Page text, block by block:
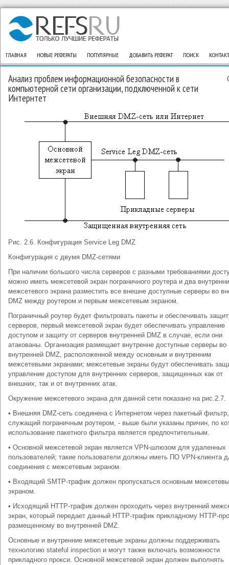
ГЛАВНАЯ НОВЫЕ РЕФЕРАТЫ ПОПУЛЯРНЫЕ ДОБАВИТЬ РЕФЕРАТ ПОИСК
Анализ проблем информационной безопасности в
компьютерной сети организации, подключенной к сети
Интернтет
Рис. 2.6. Конфигурация Service Leg DMZ
Конфигурация с двумя DMZ-сетями
При наличии большого числа серверов с разными требованиями
можно иметь межсетевой экран пограничного роутера и два
межсетевого экрана разместить все внешне доступные серверы во
DMZ между роутером и первым межсетевым экраном.
Пограничный роутер будет фильтровать пакеты и обеспечивать
серверов, первый межсетевой экран будет обеспечивать управление
доступом и защиту от серверов внутренней DMZ в случае, если они
атакованы. Организация размещает внутренне доступные серверы во
внутренней DMZ, расположенной между основным и внутренним
межсетевыми экранами; межсетевые экраны будут обеспечивать
управление доступом для внутренних серверов, защищенных как от
внешних, так и от внутренних атак.
Окружение межсетевого экрана для данной сети показано на рис.2.7.
• Внешняя DMZ-сеть соединена с Интернетом через пакетный фильтр,
служащий пограничным роутером, - выше были указаны причин, по
использование пакетного фильтра является предпочтительным.
• Основной межсетевой экран является VPN-шлюзом для удаленных
пользователей; такие пользователи должны иметь ПО VPN-клиента
соединения с межсетевым экраном.
• Входящий SMTP-трафик должен пропускаться основным
экраном.
• Исходящий HTTP-трафик должен проходить через внутренний
экран, который передает данный HTTP-трафик прикладному НТТР-
размещенному во внутренней DMZ.
Основные и внутренние межсетевые экраны должны поддерживать
технологию stateful inspection и могут также включать возможности
прикладного прокси. Основной межсетевой экран должен выполнять